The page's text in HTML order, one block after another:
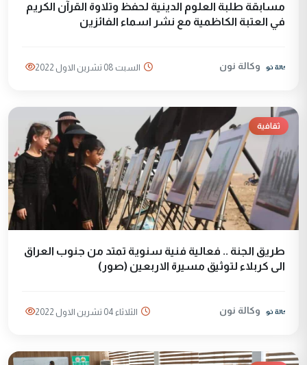
مسابقة طلبة العلوم الدينية لحفظ وتلاوة القرآن الكريم
في العتبة الكاظمية مع نشر اسماء الفائزين
وكالة نون السبت 08 تشرين الاول 2022
ثقافية
طريق الجنة .. فعالية فنية سنوية تمتد من جنوب العراق
الى كربلاء لتوثيق مسيرة الاربعين (صور)
وكالة نون الثلاثاء 04 تشرين الاول 2022